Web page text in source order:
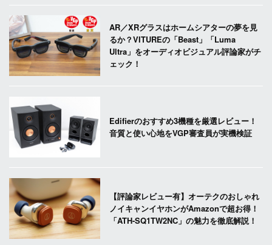
AR／XRグラスはホームシアターの夢を見
るか？VITUREの「Beast」「Luma
Ultra」をオーディオビジュアル評論家がチ
ェック！
Edifierのおすすめ3機種を厳選レビュー！
音質と使い心地をVGP審査員が実機検証
【評論家レビュー有】オーテクのおしゃれ
ノイキャンイヤホンがAmazonで超お得！
「ATH-SQ1TW2NC」の魅力を徹底解説！